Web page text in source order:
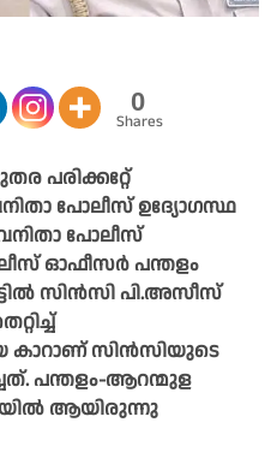
0
Shares
പരിക്കറ്റേ്
പോലീസ് ഉദ്യോഗസ്ഥ
പോലീസ്
ഓഫീസര്‍ പന്തളം
സിന്‍സി പി.അസീസ്
കാറാണ് സിന്‍സിയുടെ
പന്തളം-ആറന്മുള
ആയിരുന്നു